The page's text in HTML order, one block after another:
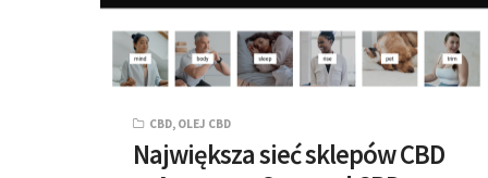
CBD, OLEJ CBD
Największa sieć sklepów CBD